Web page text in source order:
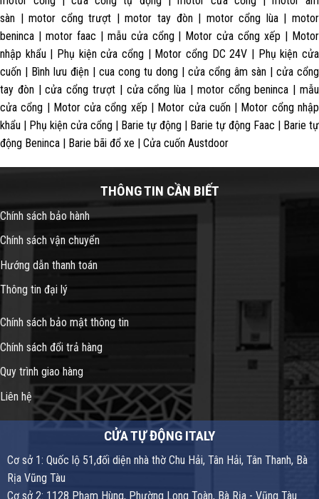
sàn | motor cổng trượt | motor tay đòn | motor cổng lùa | motor
beninca | motor faac | mẫu cửa cổng | Motor cửa cổng xếp | Motor
nhập khẩu | Phụ kiện cửa cổng | Motor cổng DC 24V | Phụ kiện cửa
cuốn | Bình lưu điện | cua cong tu dong | cửa cổng âm sàn | cửa cổng
tay đòn | cửa cổng trượt | cửa cổng lùa | motor cổng beninca | mẫu
cửa cổng | Motor cửa cổng xếp | Motor cửa cuốn | Motor cổng nhập
khẩu | Phụ kiện cửa cổng | Barie tự động | Barie tự động Faac | Barie tự
động Beninca | Barie bãi đổ xe | Cửa cuốn Austdoor
THÔNG TIN CẦN BIẾT
Chính sách bảo hành
Chính sách vận chuyển
Hướng dẫn thanh toán
Thông tin đại lý
Chính sách bảo mật thông tin
Chính sách đổi trả hàng
Quy trình giao hàng
Liên hệ
CỬA TỰ ĐỘNG ITALY
Cơ sở 1: Quốc lộ 51,đối diện nhà thờ Chu Hải, Tân Hải, Tân Thanh, Bà
Rịa Vũng Tàu
Cơ sở 2: 1128 Phạm Hùng, Phường Long Toàn, Bà Rịa - Vũng Tàu